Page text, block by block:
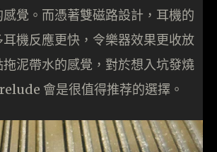
覺。而憑著雙磁路設計，耳機的
機反應更快，令樂器效果更收放
拖泥帶水的感覺，對於想入坑發燒
會是很值得推荐的選擇。